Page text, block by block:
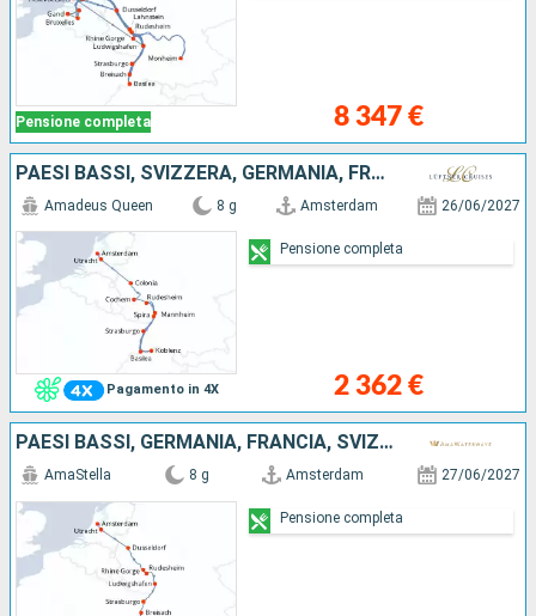
Pensione completa 8 347 €
PAESI BASSI, SVIZZERA, GERMANIA, FRANCIA
Pagamento in 4X
Amadeus Queen 8 g Amsterdam 26/06/2027
2 362 €
Pensione completa
PAESI BASSI, GERMANIA, FRANCIA, SVIZZERA
AmaStella 8 g Amsterdam 27/06/2027
Pensione completa